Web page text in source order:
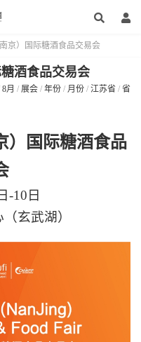
京）国际糖酒食品交易会
酒食品交易会
8月 / 展会 / 年份 / 月份 / 江苏省 / 省
）国际糖酒食品
-10日
玄武湖）